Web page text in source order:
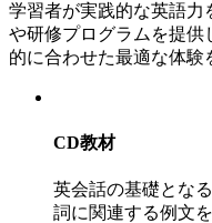
学習者が実践的な英語力
や研修プログラムを提供
的に合わせた最適な体験
CD教材
英会話の基礎とな
詞に関連する例文